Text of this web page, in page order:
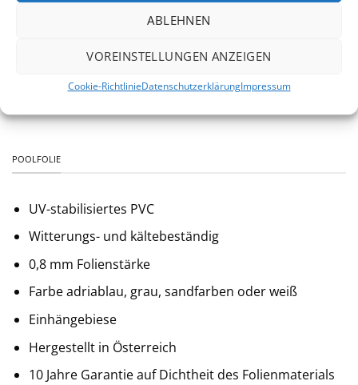
ABLEHNEN
VOREINSTELLUNGEN ANZEIGEN
Cookie-RichtlinieDatenschutzerklärungImpressum
Wandstärke ca. 0,6 - 0,8 mm
zweigeteilt
aus europäischer Produktion
POOLFOLIE
UV-stabilisiertes PVC
Witterungs- und kältebeständig
0,8 mm Folienstärke
Farbe adriablau, grau, sandfarben oder weiß
Einhängebiese
Hergestellt in Österreich
10 Jahre Garantie auf Dichtheit des Folienmaterials